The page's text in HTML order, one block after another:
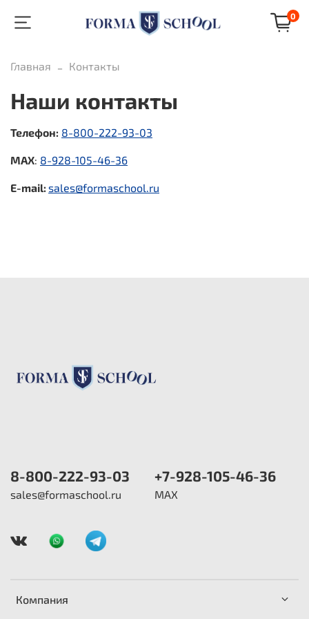
0
Главная Контакты
Наши контакты
Телефон: 8-800-222-93-03
MAX: 8-928-105-46-36
E-mail: sales@formaschool.ru
Компания
8-800-222-93-03
sales@formaschool.ru
+7-928-105-46-36
MAX